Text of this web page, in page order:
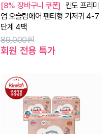
[8% 장바구니 쿠폰] 킨도 프리미
엄 오슬림에어 팬티형 기저귀 4-7
단계 4팩
89,000원
회원 전용 특가